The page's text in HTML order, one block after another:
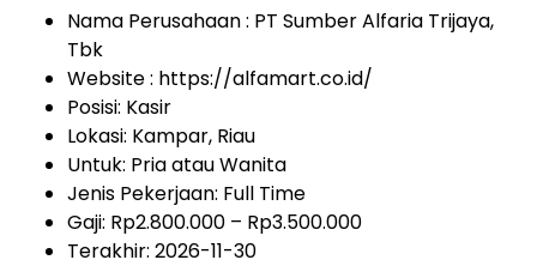
Nama Perusahaan : PT Sumber Alfaria Trijaya,
Tbk
Website : https://alfamart.co.id/
Posisi: Kasir
Lokasi: Kampar, Riau
Untuk: Pria atau Wanita
Jenis Pekerjaan: Full Time
Gaji: Rp2.800.000 – Rp3.500.000
Terakhir: 2026-11-30